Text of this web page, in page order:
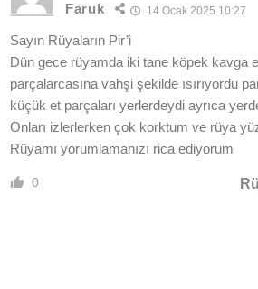
Faruk 14 Ocak 2025 10:27
Sayın Rüyaların Pir’i
Dün gece rüyamda iki tane köpek kavga
parçalarcasına vahşi şekilde ısırıyordu
küçük et parçaları yerlerdeydi ayrıca
Onları izlerlerken çok korktum ve rüya
Rüyamı yorumlamanızı rica ediyorum
0